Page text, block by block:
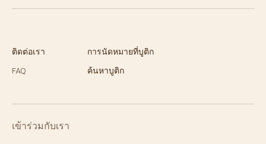
ติดต่อเรา
การนัดหมายที่บูติก
FAQ
ค้นหาบูติก
เข้าร่วมกับเรา